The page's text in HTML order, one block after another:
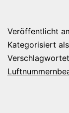
Veröffentlicht
Kategorisiert als